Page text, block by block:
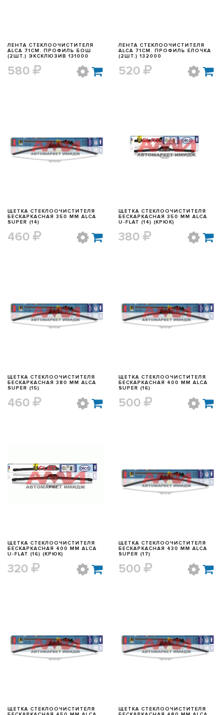
ЛЕНТА СТЕКЛООЧИСТИТЕЛЯ
ALCA 71СМ. ПРОФИЛЬ БОШ
(2ШТ.) ЭКСКЛЮЗИВ 131000
580
ЛЕНТА СТЕКЛООЧИСТИТЕЛЯ
ALCA 71СМ. ПРОФИЛЬ ЕЛОЧКА
(2ШТ.) 132000
520
БЫСТРЫЙ ПРОСМОТР
ЩЕТКА СТЕКЛООЧИСТИТЕЛЯ
БЕСКАРКАСНАЯ 350 ММ ALCA
SUPER (14)
460
БЫСТРЫЙ ПРОСМОТР
ЩЕТКА СТЕКЛООЧИСТИТЕЛЯ
БЕСКАРКАСНАЯ 350 ММ ALCA
U-FLAT (14) (КРЮК)
380
БЫСТРЫЙ ПРОСМОТР
ЩЕТКА СТЕКЛООЧИСТИТЕЛЯ
БЕСКАРКАСНАЯ 380 ММ ALCA
SUPER (15)
460
БЫСТРЫЙ ПРОСМОТР
ЩЕТКА СТЕКЛООЧИСТИТЕЛЯ
БЕСКАРКАСНАЯ 400 ММ ALCA
SUPER (16)
500
БЫСТРЫЙ ПРОСМОТР
ЩЕТКА СТЕКЛООЧИСТИТЕЛЯ
БЕСКАРКАСНАЯ 400 ММ ALCA
U-FLAT (16) (КРЮК)
320
БЫСТРЫЙ ПРОСМОТР
ЩЕТКА СТЕКЛООЧИСТИТЕЛЯ
БЕСКАРКАСНАЯ 430 ММ ALCA
SUPER (17)
500
БЫСТРЫЙ ПРОСМОТР
ЩЕТКА СТЕКЛООЧИСТИТЕЛЯ
БЫСТРЫЙ ПРОСМОТР
ЩЕТКА СТЕКЛООЧИСТИТЕЛЯ